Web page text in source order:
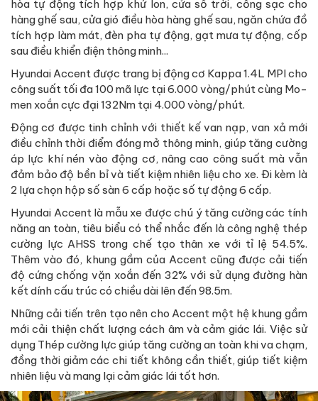
hòa tự động tích hợp khử Ion, cửa sổ trời, cổng sạc cho
hàng ghế sau, cửa gió điều hòa hàng ghế sau, ngăn chứa đồ
tích hợp làm mát, đèn pha tự động, gạt mưa tự động, cốp
sau điều khiển điện thông minh...
Hyundai Accent được trang bị động cơ Kappa 1.4L MPI cho
công suất tối đa 100 mã lực tại 6.000 vòng/phút cùng Mo-
men xoắn cực đại 132Nm tại 4.000 vòng/phút.
Động cơ được tinh chỉnh với thiết kế van nạp, van xả mới
điều chỉnh thời điểm đóng mở thông minh, giúp tăng cường
áp lực khí nén vào động cơ, nâng cao công suất mà vẫn
đảm bảo độ bền bỉ và tiết kiệm nhiên liệu cho xe. Đi kèm là
2 lựa chọn hộp số sàn 6 cấp hoặc số tự động 6 cấp.
Hyundai Accent là mẫu xe được chú ý tăng cường các tính
năng an toàn, tiêu biểu có thể nhắc đến là công nghệ thép
cường lực AHSS trong chế tạo thân xe với tỉ lệ 54.5%.
Thêm vào đó, khung gầm của Accent cũng được cải tiến
độ cứng chống vặn xoắn đến 32% với sử dụng đường hàn
kết dính cấu trúc có chiều dài lên đến 98.5m.
Những cải tiến trên tạo nên cho Accent một hệ khung gầm
mới cải thiện chất lượng cách âm và cảm giác lái. Việc sử
dụng Thép cường lực giúp tăng cường an toàn khi va chạm,
đồng thời giảm các chi tiết không cần thiết, giúp tiết kiệm
nhiên liệu và mang lại cảm giác lái tốt hơn.